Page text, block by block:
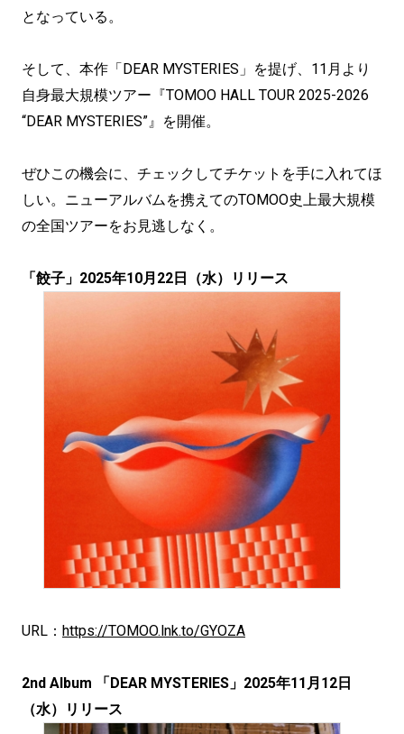
となっている。
そして、本作「DEAR MYSTERIES」を提げ、11月より
自身最大規模ツアー『TOMOO HALL TOUR 2025-2026
“DEAR MYSTERIES”』を開催。
ぜひこの機会に、チェックしてチケットを手に入れてほ
しい。ニューアルバムを携えてのTOMOO史上最大規模
の全国ツアーをお見逃しなく。
「餃子」2025年10月22日（水）リリース
URL： https://TOMOO.lnk.to/GYOZA
2nd Album 「DEAR MYSTERIES」2025年11月12日
（水）リリース